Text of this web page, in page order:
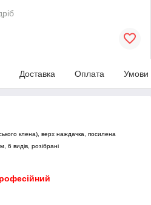
Доставка Оплата Умови
клена), верх наждачка, посилена
6 видів, розібрані